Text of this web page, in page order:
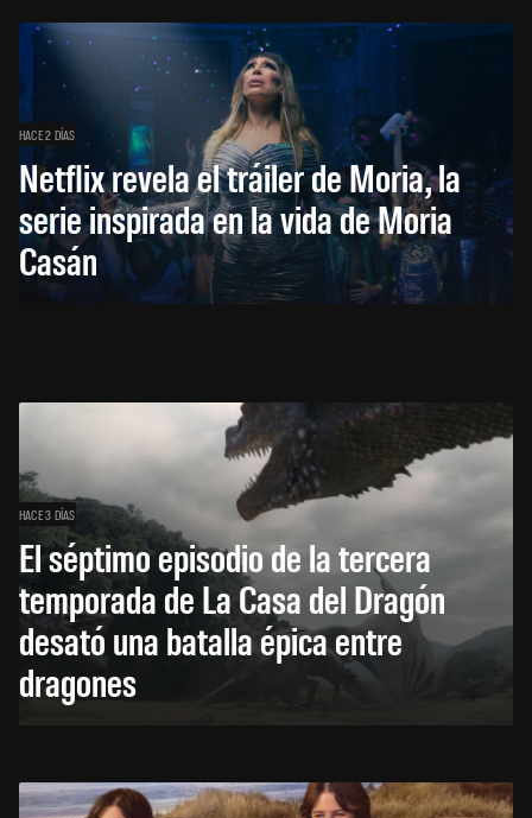
HACE 2 DÍAS
Netflix revela el tráiler de Moria, la
serie inspirada en la vida de Moria
Casán
HACE 3 DÍAS
El séptimo episodio de la tercera
temporada de La Casa del Dragón
desató una batalla épica entre
dragones